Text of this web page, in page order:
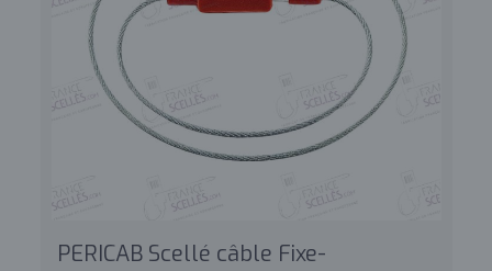
PERICAB Scellé câble Fixe-